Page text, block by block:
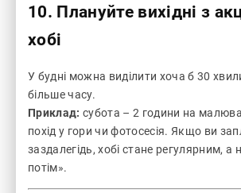
10. Плануйте вихідні з
хобі
У будні можна виділити хоча б 30
більше часу.
Приклад: субота – 2 години на
похід у гори чи фотосесія. Якщо ви
заздалегідь, хобі стане регулярним, а
потім».